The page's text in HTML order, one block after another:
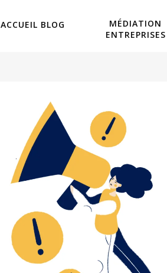
ACCUEIL BLOG
MÉDIATION
ENTREPRISES